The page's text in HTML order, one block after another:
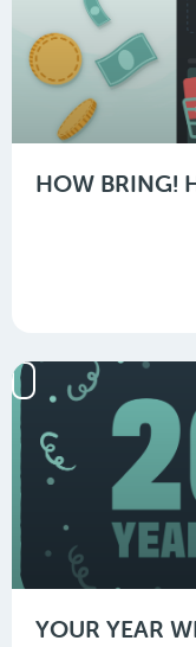
HOW BRING!
YOUR YEAR